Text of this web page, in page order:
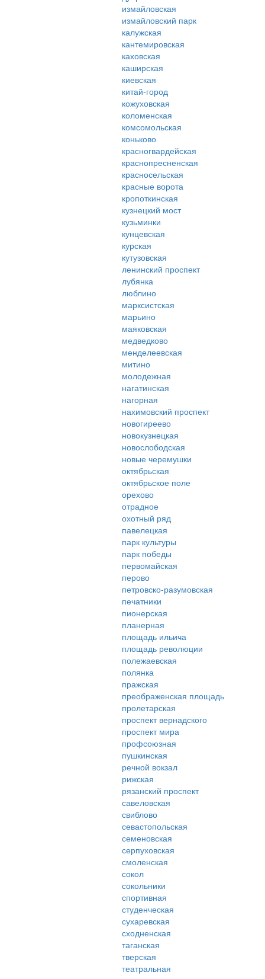
измайловская
измайловский парк
калужская
кантемировская
каховская
каширская
киевская
китай-город
кожуховская
коломенская
комсомольская
коньково
красногвардейская
краснопресненская
красносельская
красные ворота
кропоткинская
кузнецкий мост
кузьминки
кунцевская
курская
кутузовская
ленинский проспект
лубянка
люблино
марксистская
марьино
маяковская
медведково
менделеевская
митино
молодежная
нагатинская
нагорная
нахимовский проспект
новогиреево
новокузнецкая
новослободская
новые черемушки
октябрьская
октябрьское поле
орехово
отрадное
охотный ряд
павелецкая
парк культуры
парк победы
первомайская
перово
петровско-разумовская
печатники
пионерская
планерная
площадь ильича
площадь революции
полежаевская
полянка
пражская
преображенская площадь
пролетарская
проспект вернадского
проспект мира
профсоюзная
пушкинская
речной вокзал
рижская
рязанский проспект
савеловская
свиблово
севастопольская
семеновская
серпуховская
смоленская
сокол
сокольники
спортивная
студенческая
сухаревская
сходненская
таганская
тверская
театральная